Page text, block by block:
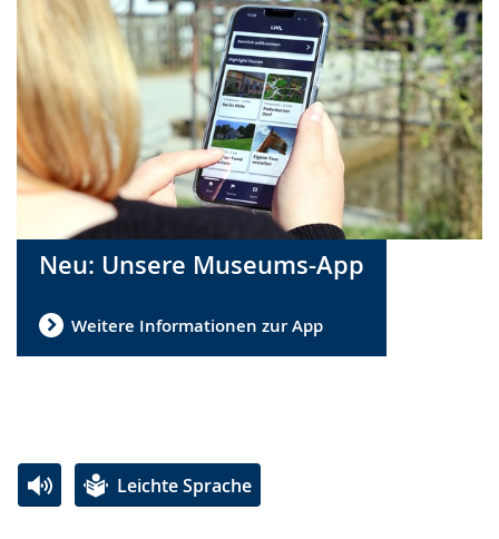
Neu: Unsere Museums-App
Weitere Informationen zur App
Leichte Sprache